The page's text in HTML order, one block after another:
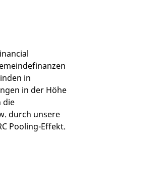
in
in der Höhe
die
durch unsere
Pooling-Effekt.